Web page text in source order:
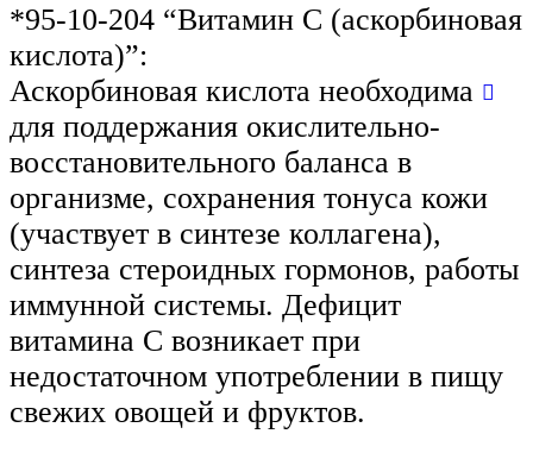
*95-10-204 “Витамин C (аскорбиновая
кислота)”:
Аскорбиновая кислота необходима
для поддержания окислительно-
восстановительного баланса в
организме, сохранения тонуса кожи
(участвует в синтезе коллагена),
синтеза стероидных гормонов, работы
иммунной системы. Дефицит
витамина С возникает при
недостаточном употреблении в пищу
свежих овощей и фруктов.